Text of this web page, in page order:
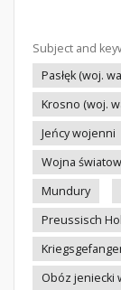
Subject and
Pasłęk (woj.
Krosno (woj.
Jeńcy wojenni
Wojna
Mundury
Preussisch
Obóz jeniecki